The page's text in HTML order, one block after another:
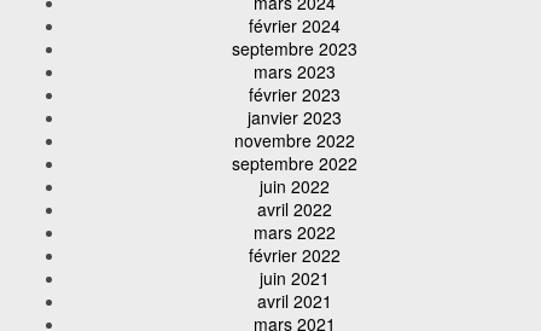
février 2024
septembre 2023
mars 2023
février 2023
janvier 2023
novembre 2022
septembre 2022
juin 2022
avril 2022
mars 2022
février 2022
juin 2021
avril 2021
mars 2021